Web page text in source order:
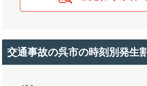
交通事故の呉市の時刻別発生